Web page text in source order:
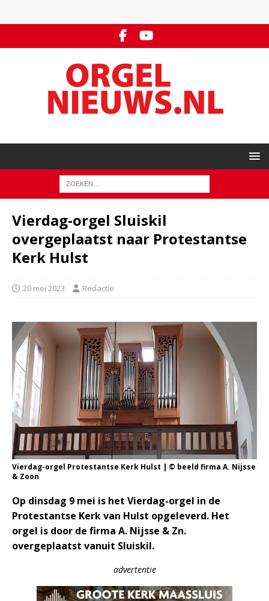
Vierdag-orgel Sluiskil
overgeplaatst naar Protestantse
Kerk Hulst
20 mei 2023 Redactie
Vierdag-orgel Protestantse Kerk Hulst | © beeld firma A. Nijsse
& Zoon
Op dinsdag 9 mei is het Vierdag-orgel in de
Protestantse Kerk van Hulst opgeleverd. Het
orgel is door de firma A. Nijsse & Zn.
overgeplaatst vanuit Sluiskil.
advertentie